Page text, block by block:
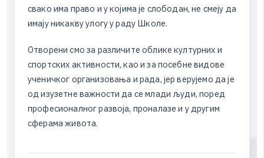
свако има право и укојима је слободан, не смеју да
имајуникаквуулогуураду Школе.
Отворени смо за различите облике културних и
спортских активности, као и за посебне видове
ученичког организовања и рада, јер верујемо да је
од изузетне важности да се млади људи, поред
професионалногразвоја, проналазе и у другим
сферама живота.